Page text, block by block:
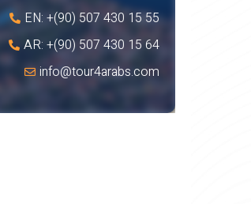
EN: +(90) 507 430 15 55
AR: +(90) 507 430 15 64
info@tour4arabs.com